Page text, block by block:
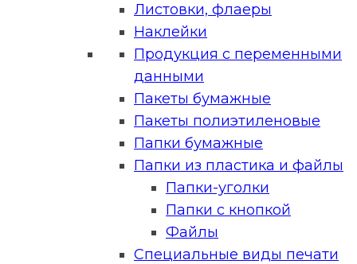
Листовки, флаеры
Наклейки
Продукция с переменными
данными
Пакеты бумажные
Пакеты полиэтиленовые
Папки бумажные
Папки из пластика и файлы
Папки-уголки
Папки с кнопкой
Файлы
Специальные виды печати